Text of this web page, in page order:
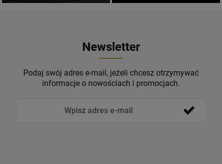
Newsletter
Podaj swój adres e-mail, jeżeli chcesz otrzymywać
informacje o nowościach i promocjach.